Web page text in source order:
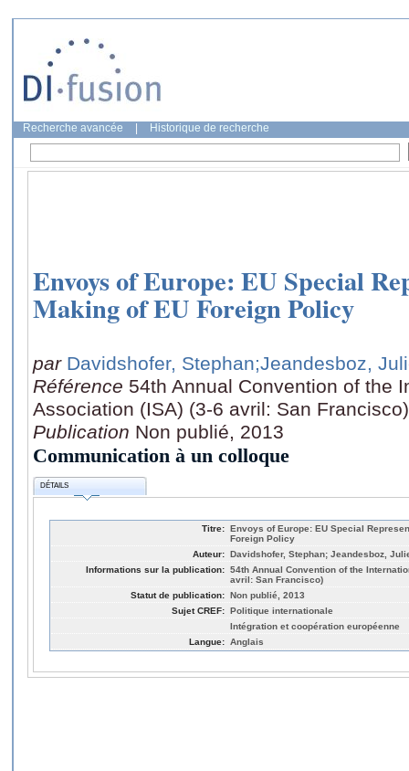
Recherche avancée Historique de recherche
Envoys of Europe: EU Special
Making of EU Foreign Policy
par Davidshofer, Stephan;Jeandesboz,
Référence 54th Annual Convention of the
Association (ISA) (3-6 avril: San Francisco)
Publication Non publié, 2013
Communication à un colloque
DÉTAILS
Titre: Envoys of Europe: EU Special
Foreign Policy
Auteur: Davidshofer, Stephan; Jeandesboz,
Informations sur la publication: 54th Annual Convention of the
avril: San Francisco)
Statut de publication: Non publié, 2013
Sujet CREF: Politique internationale
Intégration et coopération européenne
Langue: Anglais